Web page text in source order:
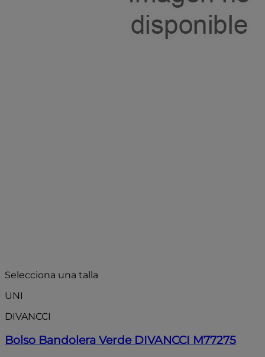
Selecciona una talla
UNI
DIVANCCI
Bolso Bandolera Verde DIVANCCI M77275